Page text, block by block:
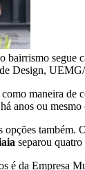
segue
Design,
maneira
anos ou mesmo
separou quatro
é da Empresa